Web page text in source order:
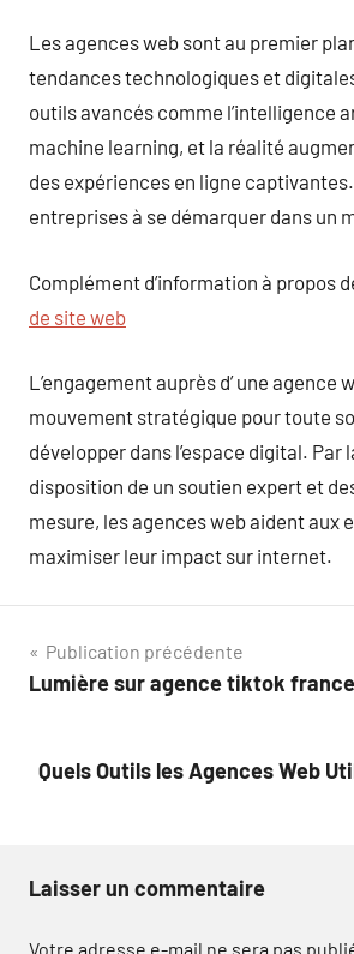
Les agences web sont au premier
tendances technologiques et
outils avancés comme l’intelligence
machine learning, et la réalité
des expériences en ligne
entreprises à se démarquer dans un
Complément d’information à propos
de site web
L’engagement auprès d’ une agence
mouvement stratégique pour toute
développer dans l’espace digital. Par
disposition de un soutien expert et
mesure, les agences web aident aux
maximiser leur impact sur internet.
Navigation
de
Publication précédente
Lumière sur agence tiktok france
Quels Outils les Agences Web
Laisser un commentaire
Votre adresse e-mail ne sera pas